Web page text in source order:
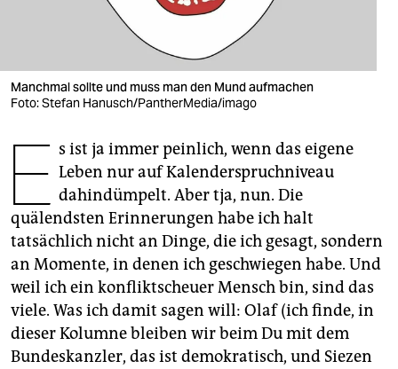
fragen & hilfe
abo
genossenschaft
epaper login
Manchmal sollte und muss man den Mund aufmachen
Foto: Stefan Hanusch/PantherMedia/imago
E s ist ja immer peinlich, wenn das eigene
Leben nur auf Kalenderspruchniveau
dahindümpelt. Aber tja, nun. Die
quälendsten Erinnerungen habe ich halt
tatsächlich nicht an Dinge, die ich gesagt, sondern
an Momente, in denen ich geschwiegen habe. Und
weil ich ein konfliktscheuer Mensch bin, sind das
viele. Was ich damit sagen will: Olaf (ich finde, in
dieser Kolumne bleiben wir beim Du mit dem
Bundeskanzler, das ist demokratisch, und Siezen